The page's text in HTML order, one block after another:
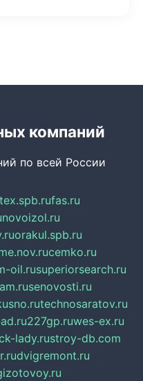
компаний
по всей России
fas.ru
novoizol.ru
orakul.spb.ru
cemko.ru
oil.rusuperiorsearch.ru
senovosti.ru
technosaratov.ru
227gp.ruwes-ex.ru
lady.rustroy-db.com
dvigremont.ru